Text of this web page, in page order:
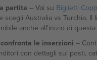
partita – Vai su Biglietti
e scegli Australia vs Turchia. Il
anche all'inizio di questa
le inserzioni –
con dettagli sui posti,